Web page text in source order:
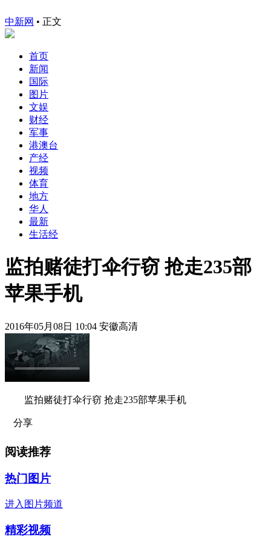
中新网 • 正文
首页
新闻
国际
图片
文娱
财经
军事
港澳台
产经
视频
体育
地方
华人
最新
生活经
监拍赌徒打伞行窃 抢走235部
苹果手机
2016年05月08日 10:04 安徽高清
监拍赌徒打伞行窃 抢走235部苹果手机
分享
阅读推荐
热门图片
进入图片频道
精彩视频